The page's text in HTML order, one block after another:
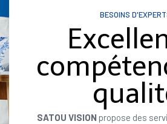
BESOINS
SATOU VISION propose des